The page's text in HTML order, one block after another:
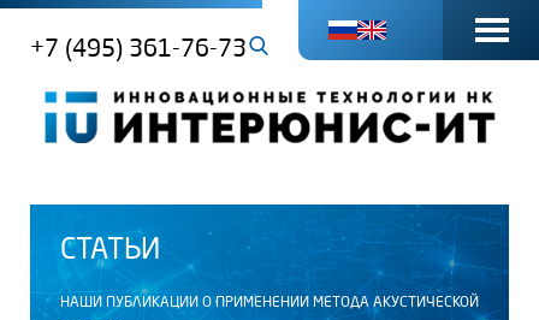
+7 (495) 361-76-73
СТАТЬИ
НАШИ ПУБЛИКАЦИИ О ПРИМЕНЕНИИ МЕТОДА АКУСТИЧЕСКОЙ